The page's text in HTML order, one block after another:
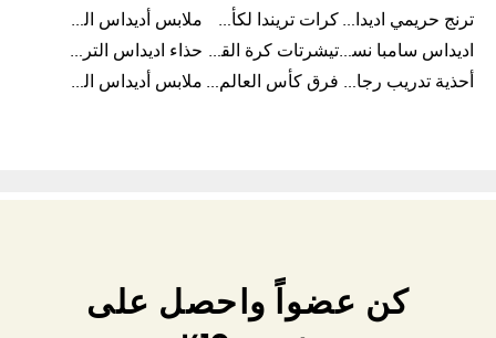
ترنج حريمي اديداس
كرات تريندا لكأس العالم FIFA 26™
ملابس أديداس الرياضية
اديداس سامبا نسائي
تيشرتات كرة القدم
حذاء اديداس الترا بوست 22
أحذية تدريب رجالية
فرق كأس العالم FIFA 26™ ملابس أديداس الرجالية
كن عضواً واحصل على